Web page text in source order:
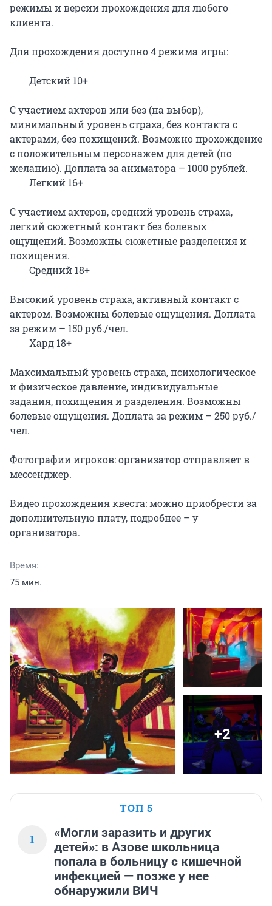
режимы и версии прохождения для любого
клиента.
Для прохождения доступно 4 режима игры:
С участием актеров или без (на выбор),
минимальный уровень страха, без контакта с
актерами, без похищений. Возможно прохождение
с положительным персонажем для детей (по
желанию). Доплата за аниматора – 1000 рублей.
С участием актеров, средний уровень страха,
легкий сюжетный контакт без болевых
ощущений. Возможны сюжетные разделения и
похищения.
Высокий уровень страха, активный контакт с
актером. Возможны болевые ощущения. Доплата
за режим – 150 руб./чел.
Максимальный уровень страха, психологическое
и физическое давление, индивидуальные
задания, похищения и разделения. Возможны
болевые ощущения. Доплата за режим – 250 руб./
чел.
Фотографии игроков: организатор отправляет в
мессенджер.
Видео прохождения квеста: можно приобрести за
дополнительную плату, подробнее – у
организатора.
Время:
75 мин.
+2
ТОП 5
1
«Могли заразить и других
детей»: в Азове школьница
попала в больницу с кишечной
инфекцией — позже у нее
обнаружили ВИЧ